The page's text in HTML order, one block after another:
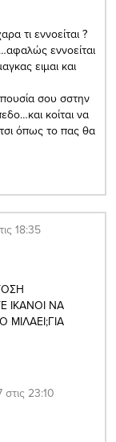
τι εννοείται ?
εννοείται
ειμαι και
σου σστην
κοίται να
όπως το πας θα
18:35
ΙΚΑΝΟΙ ΝΑ
ΜΙΛΑΕΙ;ΓΙΑ
στις 23:10